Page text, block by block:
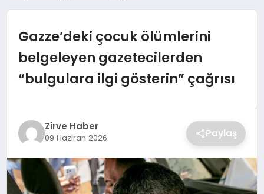
EĞITIM
SAĞLIK
SPOR
Gazze’deki çocuk ölümlerini
belgeleyen gazetecilerden
“bulgulara ilgi gösterin” çağrısı
Zirve Haber
09 Haziran 2026 Paylaş